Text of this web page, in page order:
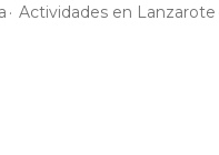
Actividades en Lanzarote